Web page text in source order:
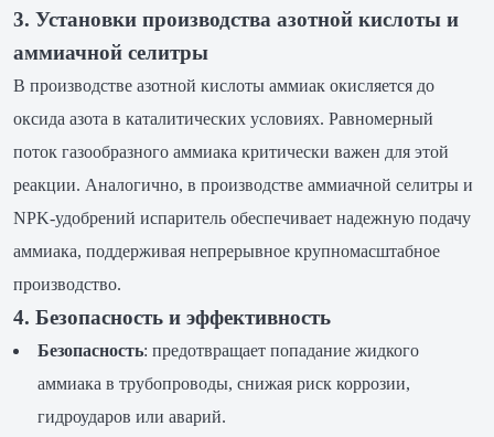
3. Установки производства азотной кислоты и
аммиачной селитры
В производстве азотной кислоты аммиак окисляется до
оксида азота в каталитических условиях. Равномерный
поток газообразного аммиака критически важен для этой
реакции. Аналогично, в производстве аммиачной селитры и
NPK-удобрений испаритель обеспечивает надежную подачу
аммиака, поддерживая непрерывное крупномасштабное
производство.
4. Безопасность и эффективность
Безопасность: предотвращает попадание жидкого
аммиака в трубопроводы, снижая риск коррозии,
гидроударов или аварий.